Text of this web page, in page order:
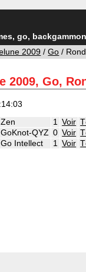
go,
2009 /Go /
2009, Go,
Zen 1 Voir
GoKnot-QYZ 0 Voir
Go Intellect 1 Voir